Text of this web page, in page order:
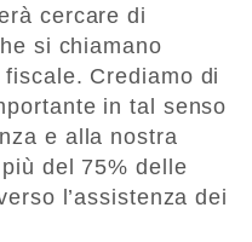
cercare di
si chiamano
Crediamo di
in tal senso
e alla nostra
del 75% delle
l’assistenza dei